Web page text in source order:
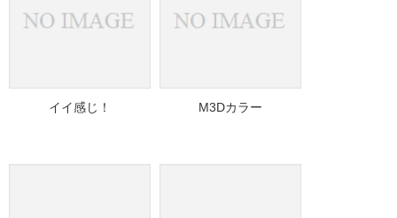
イイ感じ！ M3Dカラー